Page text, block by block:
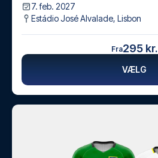
7. feb. 2027
Estádio José Alvalade, Lisbon
Fra295 kr.
VÆLG